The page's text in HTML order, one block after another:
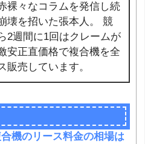
裸々なコラムを発信し続
壊を招いた張本人。 競
2週間に1回はクレームが
安正直価格で複合機を全
販売しています。
合機のリース料金の相場は